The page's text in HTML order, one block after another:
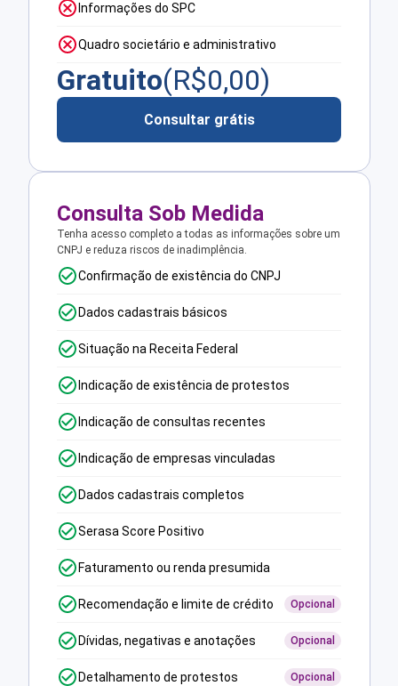
Informações do SPC
Quadro societário e administrativo
Gratuito(R$0,00)
Consultar grátis
Consulta Sob Medida
Tenha acesso completo a todas as informações sobre um
CNPJ e reduza riscos de inadimplência.
Confirmação de existência do CNPJ
Dados cadastrais básicos
Situação na Receita Federal
Indicação de existência de protestos
Indicação de consultas recentes
Indicação de empresas vinculadas
Dados cadastrais completos
Serasa Score Positivo
Faturamento ou renda presumida
Recomendação e limite de crédito Opcional
Dívidas, negativas e anotações Opcional
Detalhamento de protestos Opcional